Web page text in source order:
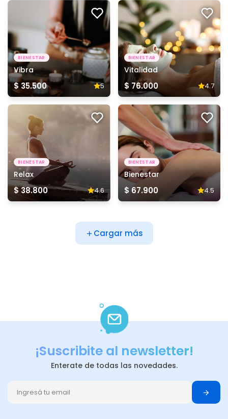
BIENESTAR
Vibra
$ 35.500 5
BIENESTAR
Vitalidad
$ 76.000 4.7
BIENESTAR
Relax
$ 38.800 4.6
BIENESTAR
Bienestar
$ 67.900 4.5
Cargar más
¡Suscribite al newsletter!
Enterate de todas las novedades.